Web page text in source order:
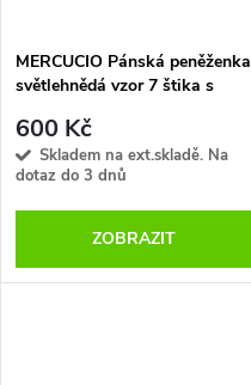
MERCUCIO Pánská peněženka
světlehnědá vzor 7 štika s
600 Kč
Skladem na ext.skladě. Na
dotaz do 3 dnů
ZOBRAZIT